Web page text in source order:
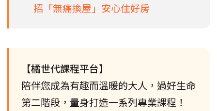
招「無痛換屋」安心住好房
【橘世代課程平台】
陪伴您成為有趣而溫暖的大人，過好生命
第二階段，量身打造一系列專業課程！